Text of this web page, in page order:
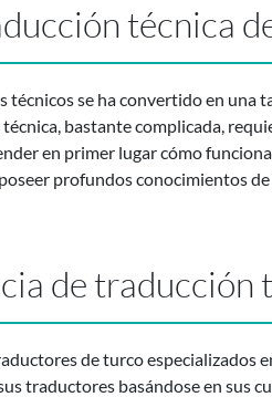
técnica
se ha convertido en una
bastante complicada,
en primer lugar cómo
profundos conocimientos
de traducción
de turco especializados
traductores basándose en sus